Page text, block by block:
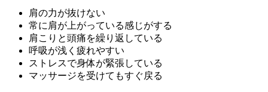
肩の力が抜けない
常に肩が上がっている感じがする
肩こりと頭痛を繰り返している
呼吸が浅く疲れやすい
ストレスで身体が緊張している
マッサージを受けてもすぐ戻る